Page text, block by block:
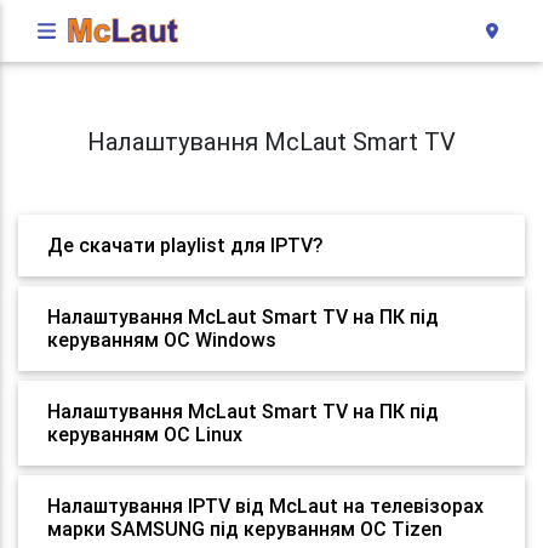
Налаштування McLaut Smart TV
Де скачати playlist для IPTV?
Налаштування McLaut Smart TV на ПК під
керуванням ОС Windows
Налаштування McLaut Smart TV на ПК під
керуванням ОС Linux
Налаштування IPTV від McLaut на телевізорах
марки SAMSUNG під керуванням ОС Tizen